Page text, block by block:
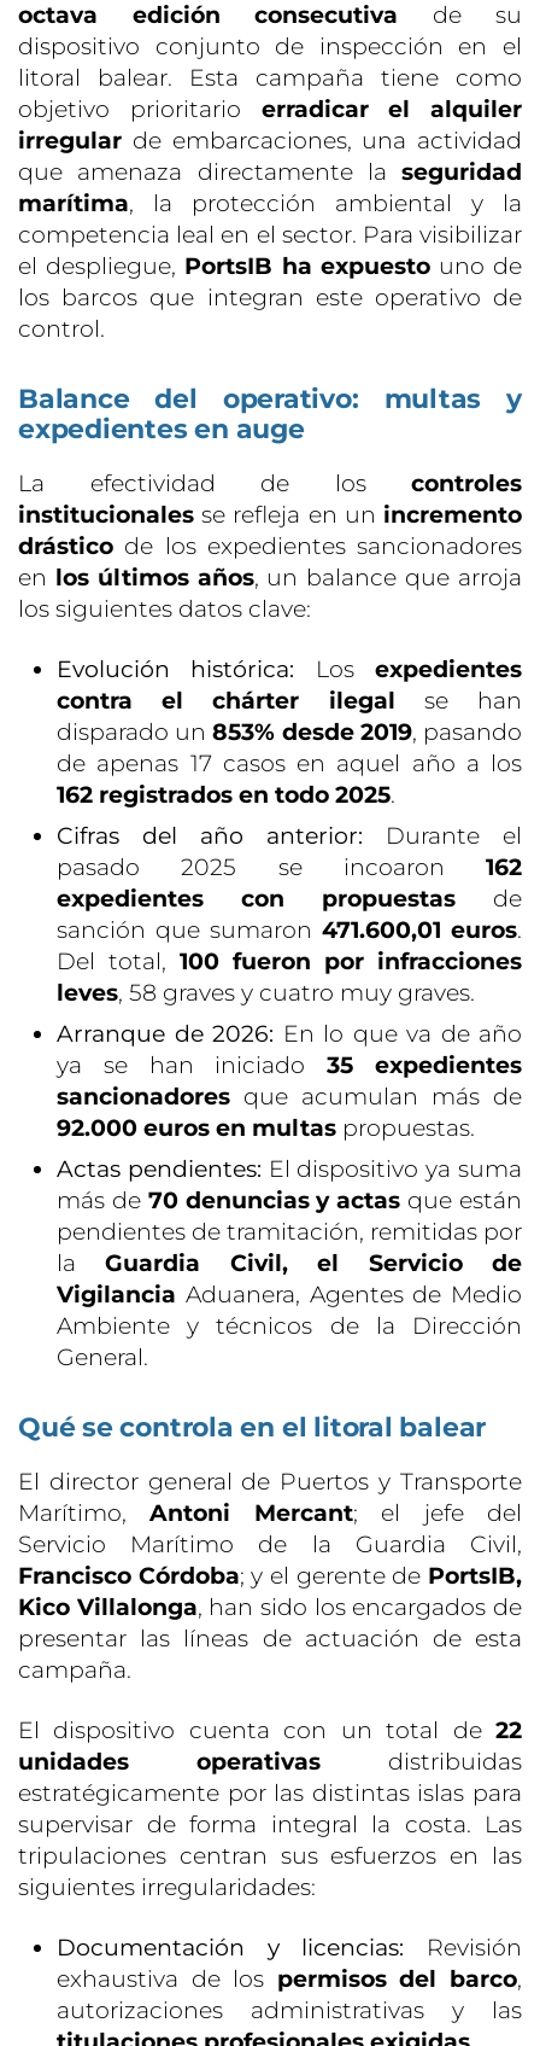
octava edición consecutiva de su
dispositivo conjunto de inspección en el
litoral balear. Esta campaña tiene como
objetivo prioritario erradicar el alquiler
irregular de embarcaciones, una actividad
que amenaza directamente la seguridad
marítima, la protección ambiental y la
competencia leal en el sector. Para visibilizar
el despliegue, PortsIB ha expuestouno de
los barcos que integran este operativo de
control.
Balance del operativo: multas y
expedientes en auge
La efectividad de los controles
institucionales se refleja en un incremento
drástico de los expedientes sancionadores
en los últimos años, un balance que arroja
los siguientes datos clave:
Evolución histórica: Losexpedientes
contra el chárter ilegal se han
disparado un853% desde 2019, pasando
de apenas 17 casos en aquel año a los
162 registrados en todo 2025.
Cifras del año anterior: Durante el
pasado 2025 se incoaron 162
expedientes con propuestas de
sanción que sumaron 471.600,01 euros.
Del total, 100 fueron por infracciones
leves, 58 graves y cuatro muy graves.
Arranque de 2026: En lo que va de año
ya se han iniciado35 expedientes
sancionadores que acumulan más de
92.000 euros en multas propuestas.
Actas pendientes: El dispositivo ya suma
más de 70 denuncias y actas que están
pendientes de tramitación, remitidas por
laGuardia Civil, el Servicio de
Vigilancia Aduanera, Agentes de Medio
Ambiente y técnicos de la Dirección
General.
Qué se controla en el litoral balear
El director general de Puertos y Transporte
Marítimo,Antoni Mercant; el jefe del
Servicio Marítimo de la Guardia Civil,
Francisco Córdoba; y el gerente de PortsIB,
Kico Villalonga, han sido los encargados de
presentar las líneas de actuación de esta
campaña.
El dispositivo cuenta con un total de 22
unidades operativas distribuidas
estratégicamente por las distintas islas para
supervisar de forma integral la costa. Las
tripulaciones centran sus esfuerzos en las
siguientes irregularidades:
Documentación y licencias: Revisión
exhaustiva de los permisos del barco,
autorizaciones administrativas y las